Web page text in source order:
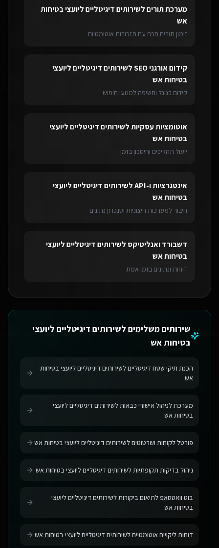
מערכת תוריםלשירותים דיגיטליים ליועצי בטיחות
אש
זימון תורים חכם עם תזכורות אוטומטיות
קידום אורגני SEO לשירותים דיגיטליים ליועצי
בטיחות אש
קידום בגוגל וחשיפה למנועי חיפוש
אוטומציות עסקיותלשירותים דיגיטליים ליועצי
בטיחות אש
ייעול תהליכים וחיסכון בזמן
אינטגרציות ו-API לשירותים דיגיטליים ליועצי
בטיחות אש
חיבור למערכות חיצוניות וסנכרון נתונים
דשבורד ואנליטיקס לשירותים דיגיטליים ליועצי
בטיחות אש
דוחות ונתונים בזמן אמת
שירותים משלימים לשירותים דיגיטליים ליועצי
בטיחות אש
הכנת תיקי שטח דיגיטליים לשירותים דיגיטליים ליועצי בטיחות
אש
מערכת לניהול אישורי כבאות לשירותים דיגיטליים ליועצי
בטיחות אש
פורטל לקוחות ושרטוטים לשירותים דיגיטליים ליועצי בטיחות אש
ניהול בדיקות תקופתיות לשירותים דיגיטליים ליועצי בטיחות אש
בוט וואטסאפ לתיאום ביקורות לשירותים דיגיטליים ליועצי
בטיחות אש
דוחות ליקויים אוטומטיים לשירותים דיגיטליים ליועצי בטיחות אש